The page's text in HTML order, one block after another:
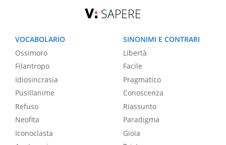
SAPERE
VOCABOLARIO
Ossimoro
Filantropo
Idiosincrasia
Pusillanime
Refuso
Neofita
Iconoclasta
SINONIMI E CONTRARI
Libertà
Facile
Pragmatico
Conoscenza
Riassunto
Paradigma
Gioia